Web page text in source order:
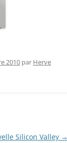
2010 par Herve
Silicon Valley →